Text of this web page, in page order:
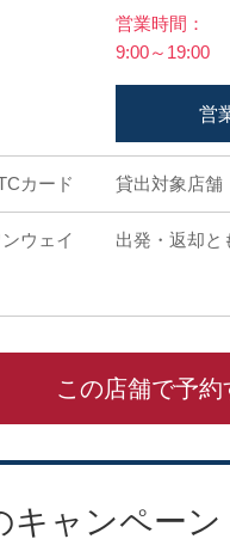
営業時間：
9:00～19:00
営
カード 貸出対象店舗
ンウェイ 出発・返却と
この店舗で予約
キャンペーン